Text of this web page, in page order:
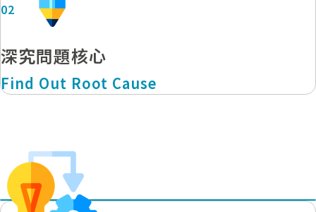
02
深究問題核心
Find Out Root Cause